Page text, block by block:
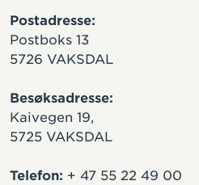
Postadresse:
Postboks 13
5726 VAKSDAL
Besøksadresse:
Kaivegen 19,
5725 VAKSDAL
Telefon: + 47 55 22 49 00